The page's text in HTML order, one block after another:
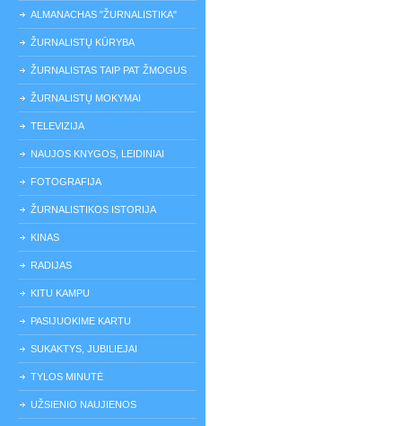
ALMANACHAS "ŽURNALISTIKA"
ŽURNALISTŲ KŪRYBA
ŽURNALISTAS TAIP PAT ŽMOGUS
ŽURNALISTŲ MOKYMAI
TELEVIZIJA
NAUJOS KNYGOS, LEIDINIAI
FOTOGRAFIJA
ŽURNALISTIKOS ISTORIJA
KINAS
RADIJAS
KITU KAMPU
PASIJUOKIME KARTU
SUKAKTYS, JUBILIEJAI
TYLOS MINUTĖ
UŽSIENIO NAUJIENOS